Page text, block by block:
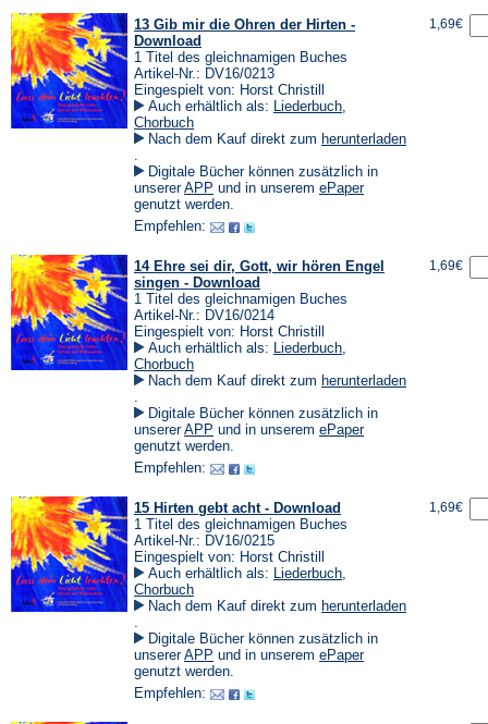
13 Gib mir die Ohren der Hirten -
Download
1 Titel des gleichnamigen Buches
Artikel-Nr.: DV16/0213
Eingespielt von: Horst Christill
Auch erhältlich als: Liederbuch,
Chorbuch
Nach dem Kauf direkt zum herunterladen
in
einem
neuen
Tab)
.
Digitale Bücher können zusätzlich in
unsererAPP (Öffnet
in
neuen
und in unserem ePaper(Öffnet
genutzt werden.
Empfehlen:
1,69€
14 Ehre sei dir, Gott, wir hören Engel
singen - Download
1 Titel des gleichnamigen Buches
Artikel-Nr.: DV16/0214
Eingespielt von: Horst Christill
Auch erhältlich als: Liederbuch,
Chorbuch
Nach dem Kauf direkt zum herunterladen
in
einem
neuen
Tab)
.
Digitale Bücher können zusätzlich in
unsererAPP (Öffnet
in
neuen
und in unserem ePaper(Öffnet
genutzt werden.
Empfehlen:
1,69€
15 Hirten gebt acht - Download
1 Titel des gleichnamigen Buches
Artikel-Nr.: DV16/0215
Eingespielt von: Horst Christill
Auch erhältlich als: Liederbuch,
Chorbuch
Nach dem Kauf direkt zum herunterladen
in
einem
neuen
Tab)
.
Digitale Bücher können zusätzlich in
unsererAPP (Öffnet
in
neuen
und in unserem ePaper(Öffnet
genutzt werden.
Empfehlen:
1,69€